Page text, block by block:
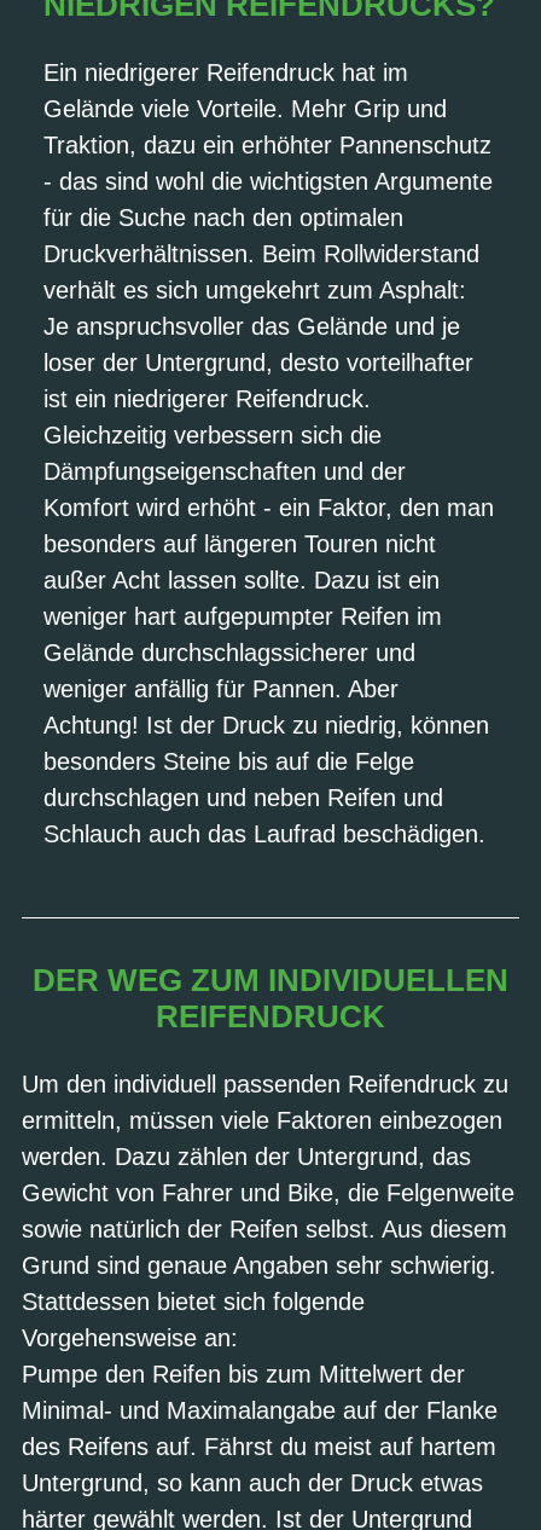
Ein niedrigerer Reifendruck hat im
Gelände viele Vorteile. Mehr Grip und
Traktion, dazu ein erhöhter Pannenschutz
- das sind wohl die wichtigsten Argumente
für die Suche nach den optimalen
Druckverhältnissen. Beim Rollwiderstand
verhält es sich umgekehrt zum Asphalt:
Je anspruchsvoller das Gelände und je
loser der Untergrund, desto vorteilhafter
ist ein niedrigerer Reifendruck.
Gleichzeitig verbessern sich die
Dämpfungseigenschaften und der
Komfort wird erhöht - ein Faktor, den man
besonders auf längeren Touren nicht
außer Acht lassen sollte. Dazu ist ein
weniger hart aufgepumpter Reifen im
Gelände durchschlagssicherer und
weniger anfällig für Pannen. Aber
Achtung! Ist der Druck zu niedrig, können
besonders Steine bis auf die Felge
durchschlagen und neben Reifen und
Schlauch auch das Laufrad beschädigen.
DER WEG ZUM INDIVIDUELLEN
REIFENDRUCK
Um den individuell passenden Reifendruck zu
ermitteln, müssen viele Faktoren einbezogen
werden. Dazu zählen der Untergrund, das
Gewicht von Fahrer und Bike, die Felgenweite
sowie natürlich der Reifen selbst. Aus diesem
Grund sind genaue Angaben sehr schwierig.
Stattdessen bietet sich folgende
Vorgehensweise an:
Pumpe den Reifen bis zum Mittelwert der
Minimal- und Maximalangabe auf der Flanke
des Reifens auf. Fährst du meist auf hartem
Untergrund, so kann auch der Druck etwas
härter gewählt werden. Ist der Untergrund